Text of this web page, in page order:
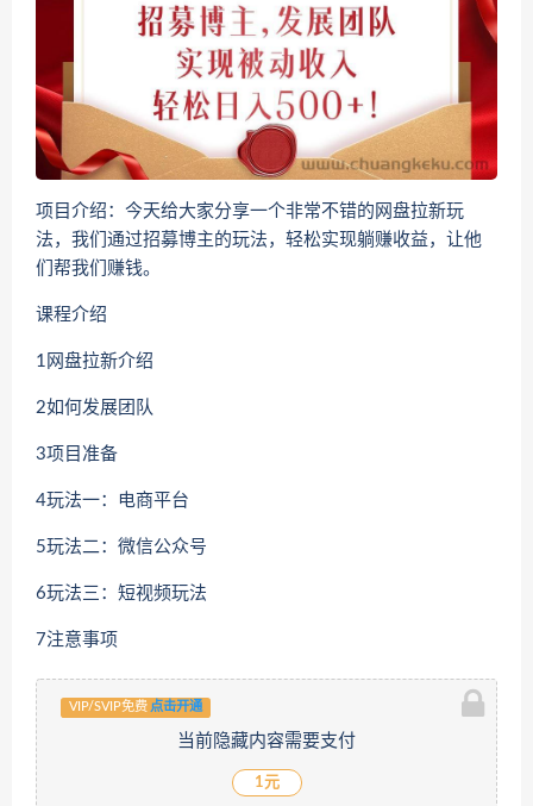
项目介绍：今天给大家分享一个非常不错的网盘拉新玩
法，我们通过招募博主的玩法，轻松实现躺赚收益，让他
们帮我们赚钱。
课程介绍
1网盘拉新介绍
2如何发展团队
3项目准备
4玩法一：电商平台
5玩法二：微信公众号
6玩法三：短视频玩法
7注意事项
VIP/SVIP免费 点击开通
当前隐藏内容需要支付
1元